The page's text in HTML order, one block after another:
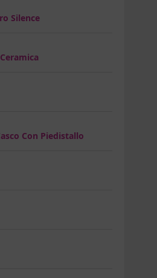
Silence
Con Piedistallo